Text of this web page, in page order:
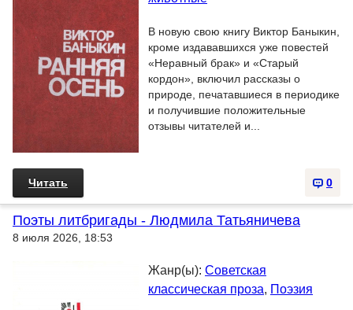
В новую свою книгу Виктор Баныкин,
кроме издававшихся уже повестей
«Неравный брак» и «Старый
кордон», включил рассказы о
природе, печатавшиеся в периодике
и получившие положительные
отзывы читателей и...
0
Читать
Поэты литбригады - Людмила Татьяничева
8 июля 2026, 18:53
Жанр(ы): Советская
классическая проза, Поэзия